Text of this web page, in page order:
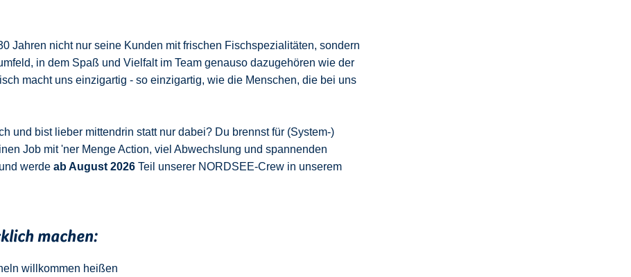
Jahren nicht nur seine Kunden mit frischen Fischspezialitäten, sondern
in dem Spaß und Vielfalt im Team genauso dazugehören wie der
macht uns einzigartig - so einzigartig, wie die Menschen, die bei uns
und bist lieber mittendrin statt nur dabei? Du brennst für (System-)
Job mit 'ner Menge Action, viel Abwechslung und spannenden
werde ab August 2026 Teil unserer NORDSEE-Crew in unserem
machen:
willkommen heißen